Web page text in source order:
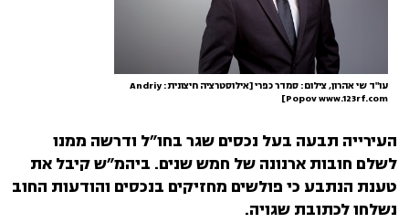
עו"ד שי אהרון, צילום: סמדר כפרי [אילוסטרציה חיצונית: Andriy
Popov www.123rf.com]
העירייה תבעה בעל נכסים שגר בחו״ל ודרשה ממנו
לשלם חובות ארנונה של חמש שנים. ביהמ״ש קיבל את
טענת הנתבע כי פולשים מחזיקים בנכסים והודעות החוב
נשלחו לכתובת שגויה.